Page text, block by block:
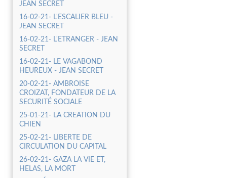
JEAN SECRET
16-02-21- L'ESCALIER BLEU -
JEAN SECRET
16-02-21- L'ETRANGER - JEAN
SECRET
16-02-21- LE VAGABOND
HEUREUX - JEAN SECRET
20-02-21- AMBROISE
CROIZAT, FONDATEUR DE LA
SECURITÉ SOCIALE
25-01-21- LA CREATION DU
CHIEN
25-02-21- LIBERTE DE
CIRCULATION DU CAPITAL
26-02-21- GAZA LA VIE ET,
HELAS, LA MORT